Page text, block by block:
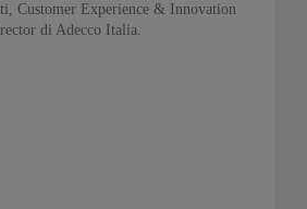
Customer Experience & Innovation
di Adecco Italia.